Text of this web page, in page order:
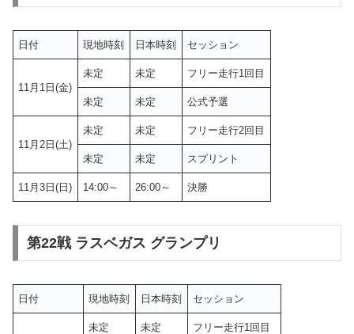
日付 現地時刻 日本時刻 セッション
11月1日(金)
未定 未定 フリー走行1回目
未定 未定 公式予選
11月2日(土)
未定 未定 フリー走行2回目
未定 未定 スプリント
11月3日(日) 14:00～ 26:00～ 決勝
第22戦 ラスベガス グランプリ
日付 現地時刻 日本時刻 セッション
未定 未定 フリー走行1回目